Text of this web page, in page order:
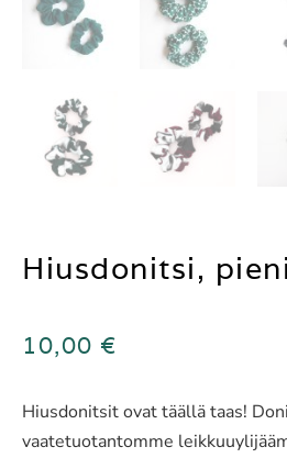
Hiusdonitsi, pieni
10,00 €
Hiusdonitsit ovat täällä taas!
vaatetuotantomme